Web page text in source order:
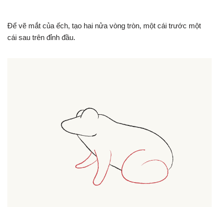
Để vẽ mắt của ếch, tạo hai nửa vòng tròn, một cái trước một
cái sau trên đỉnh đầu.